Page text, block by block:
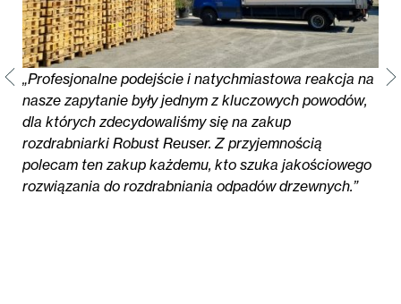
„Profesjonalne podejście i natychmiastowa reakcja na
nasze zapytanie były jednym z kluczowych powodów,
dla których zdecydowaliśmy się na zakup
rozdrabniarki Robust Reuser. Z przyjemnością
polecam ten zakup każdemu, kto szuka jakościowego
rozwiązania do rozdrabniania odpadów drzewnych.”